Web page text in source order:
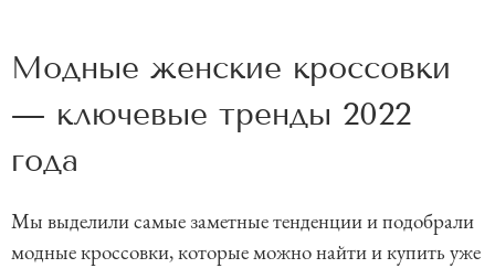
Модные женские кроссовки
— ключевые тренды 2022
года
Мы выделили самые заметные тенденции и подобрали
модные кроссовки, которые можно найти и купить уже